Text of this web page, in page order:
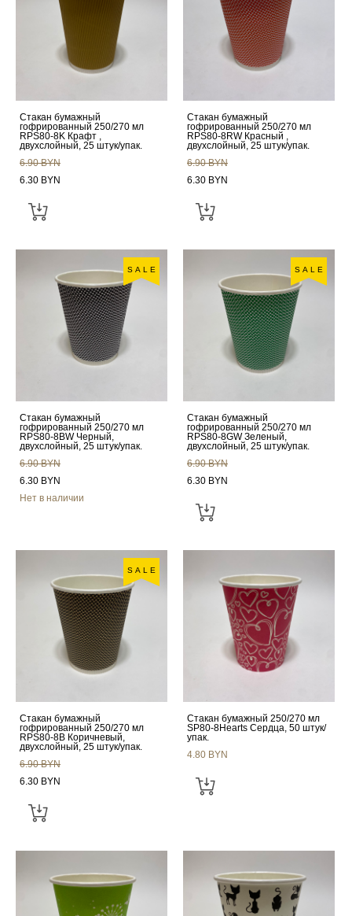
Стакан бумажный
гофрированный 250/270 мл
RPS80-8K Крафт ,
двухслойный, 25 штук/упак.
6.90 BYN
6.30 BYN
Стакан бумажный
гофрированный 250/270 мл
RPS80-8RW Красный ,
двухслойный, 25 штук/упак.
6.90 BYN
6.30 BYN
SALE
Стакан бумажный
гофрированный 250/270 мл
RPS80-8BW Черный,
двухслойный, 25 штук/упак.
6.90 BYN
6.30 BYN
Нет в наличии
SALE
Стакан бумажный
гофрированный 250/270 мл
RPS80-8GW Зеленый,
двухслойный, 25 штук/упак.
6.90 BYN
6.30 BYN
SALE
Стакан бумажный
гофрированный 250/270 мл
RPS80-8B Коричневый,
двухслойный, 25 штук/упак.
6.90 BYN
6.30 BYN
Стакан бумажный 250/270 мл
SP80-8Hearts Сердца, 50 штук/
упак.
4.80 BYN